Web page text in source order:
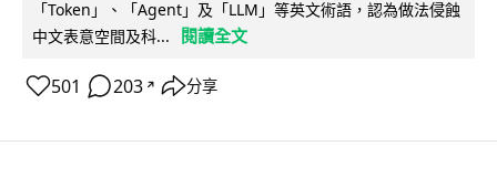
「Token」、「Agent」及「LLM」等英文術語，認為做法侵蝕
中文表意空間及科...
閱讀全文
501 203 ↗ 分享